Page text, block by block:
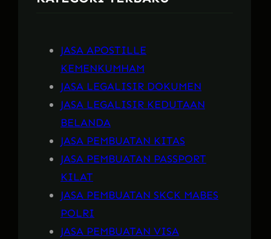
JASA APOSTILLE
KEMENKUMHAM
JASA LEGALISIR DOKUMEN
JASA LEGALISIR KEDUTAAN
BELANDA
JASA PEMBUATAN KITAS
JASA PEMBUATAN PASSPORT
KILAT
JASA PEMBUATAN SKCK MABES
POLRI
JASA PEMBUATAN VISA